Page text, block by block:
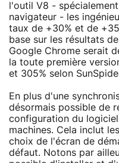
l'outil V8 -
navigateur - les
taux de +30% et de
base sur les résultats
Google Chrome serait
la toute première
et 305% selon
En plus d'une
désormais possible de
configuration du
machines. Cela inclut
choix de l'écran de
défaut. Notons par